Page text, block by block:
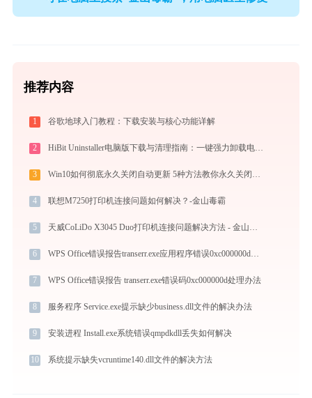
推荐内容
1 谷歌地球入门教程：下载安装与核心功能详解
2 HiBit Uninstaller电脑版下载与清理指南：一键强力卸载电脑顽固软件
3 Win10如何彻底永久关闭自动更新 5种方法教你永久关闭win10自动更新
4 联想M7250打印机连接问题如何解决？-金山毒霸
5 天威CoLiDo X3045 Duo打印机连接问题解决方法 - 金山毒霸
6 WPS Office错误报告transerr.exe应用程序错误0xc000000d解决方法
7 WPS Office错误报告 transerr.exe错误码0xc000000d处理办法
8 服务程序 Service.exe提示缺少business.dll文件的解决办法
9 安装进程 Install.exe系统错误qmpdkdll丢失如何解决
10 系统提示缺失vcruntime140.dll文件的解决方法